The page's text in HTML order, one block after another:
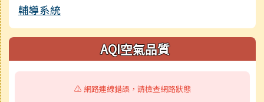
輔導系統
AQI空氣品質
⚠️ 網路連線錯誤，請檢查網路狀態